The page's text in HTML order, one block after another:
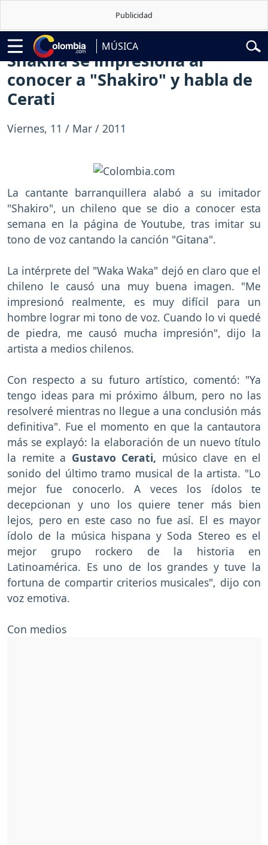
MÚSICA
de la Espriella Vuelta a Colombia
Shakira se impresiona al
conocer a "Shakiro" y habla de
Cerati
Viernes, 11 / Mar / 2011
La cantante barranquillera alabó a su imitador
"Shakiro", un chileno que se dio a conocer esta
semana en la página de Youtube, tras imitar su
tono de voz cantando la canción "Gitana".
La intérprete del "Waka Waka" dejó en claro que el
chileno le causó una muy buena imagen. "Me
impresionó realmente, es muy difícil para un
hombre lograr mi tono de voz. Cuando lo vi quedé
de piedra, me causó mucha impresión", dijo la
artista a medios chilenos.
Con respecto a su futuro artístico, comentó: "Ya
tengo ideas para mi próximo álbum, pero no las
resolveré mientras no llegue a una conclusión más
definitiva". Fue el momento en que la cantautora
más se explayó: la elaboración de un nuevo título
la remite a Gustavo Cerati, músico clave en el
sonido del último tramo musical de la artista. "Lo
mejor fue conocerlo. A veces los ídolos te
decepcionan y uno los quiere tener más bien
lejos, pero en este caso no fue así. El es mayor
ídolo de la música hispana y Soda Stereo es el
mejor grupo rockero de la historia en
Latinoamérica. Es uno de los grandes y tuve la
fortuna de compartir criterios musicales", dijo con
voz emotiva.
Con medios